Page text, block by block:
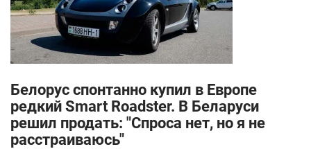
Белорус спонтанно купил в Европе
редкий Smart Roadster. В Беларуси
решил продать: "Спроса нет, но я не
расстраиваюсь"